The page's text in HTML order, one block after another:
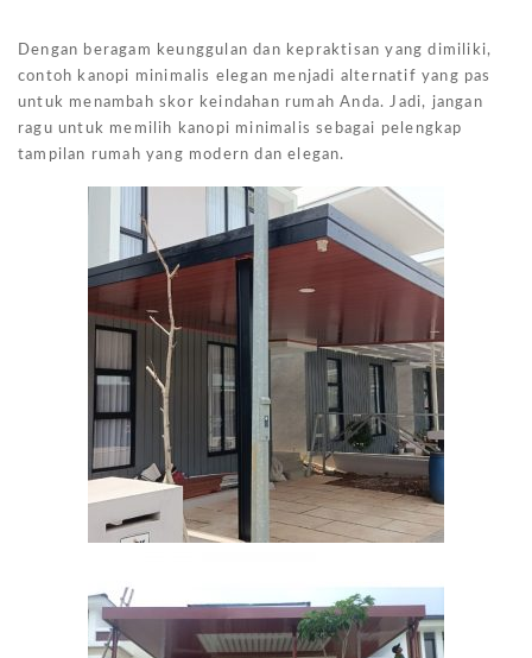
Dengan beragam keunggulan dan kepraktisan yang dimiliki,
contoh kanopi minimalis elegan menjadi alternatif yang pas
untuk menambah skor keindahan rumah Anda. Jadi, jangan
ragu untuk memilih kanopi minimalis sebagai pelengkap
tampilan rumah yang modern dan elegan.